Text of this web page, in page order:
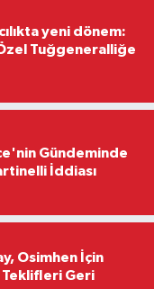
yeni dönem:
Tuğgeneralliğe
Gündeminde
İddiası
Osimhen İçin
Teklifleri Geri